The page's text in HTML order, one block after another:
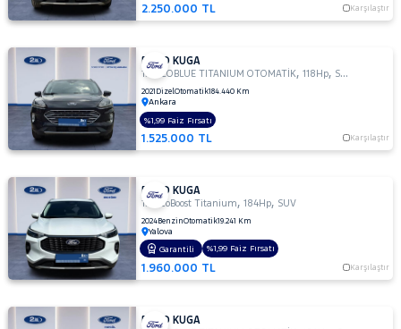
LANCIA
MAN
MERCEDES-
BENZ
MINI
MITSUBISHI
NISSAN
OPEL
PEUGEOT
RENAULT
SKODA
2.250.000 TL Karşılaştır
FORD KUGA
1.5 ECOBLUE TITANIUM OTOMATİK,118Hp, SUV
2021 DizelOtomatik184.440 Km
Ankara
1.525.000 TL Karşılaştır
%1,99 Faiz Fırsatı
FORD KUGA
1.5 EcoBoost Titanium,184Hp, SUV
2024BenzinOtomatik19.241 Km
Yalova
1.960.000 TL Karşılaştır
Garantili %1,99 Faiz Fırsatı
FORD KUGA